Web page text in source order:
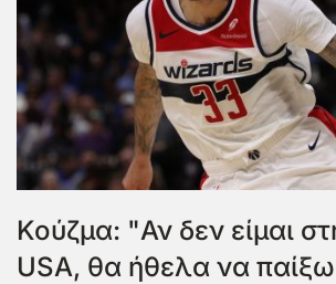
Κούζμα: "Αν δεν είμαι
USA, θα ήθελα να παίξω